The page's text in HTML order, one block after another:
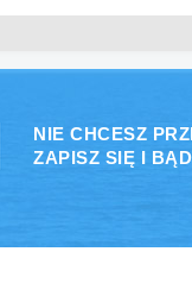
NIE CHCESZ
ZAPISZ SIĘ I